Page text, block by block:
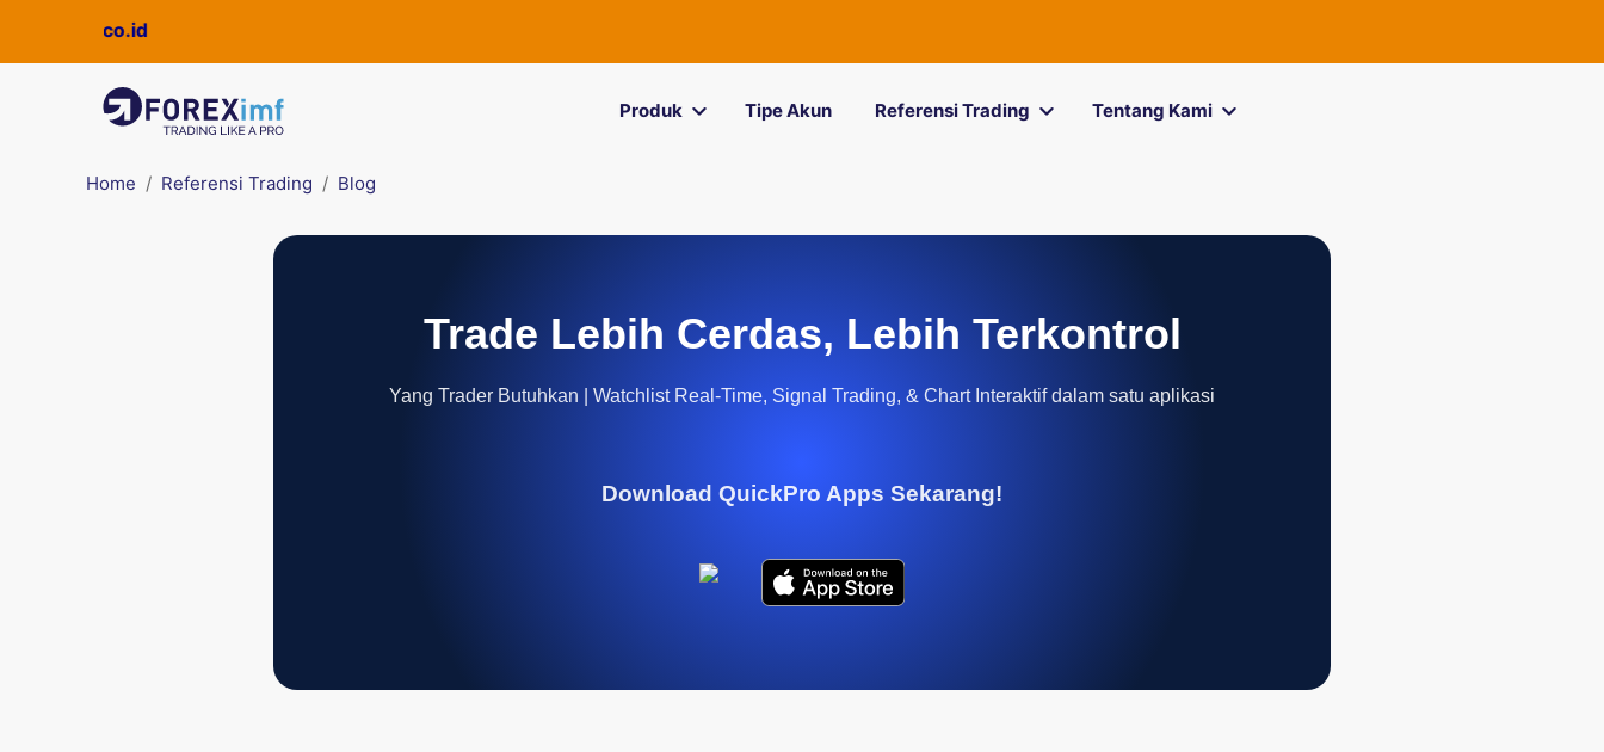
Produk Tipe Akun Referensi Trading Tentang Kami
Home Referensi Trading Blog
Trade Lebih Cerdas, Lebih Terkontrol
Yang Trader Butuhkan | Watchlist Real-Time, Signal Trading, & Chart Interaktif dalam satu aplikasi
Download QuickPro Apps Sekarang!